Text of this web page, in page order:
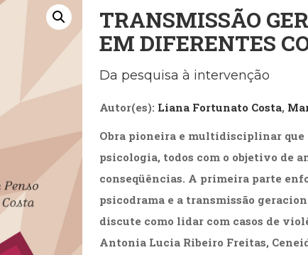
Astrologia (27)
Biografias, Depoimentos, Vivências (104)
Comportamento (418)
Crescimento Interior (222)
Economia, Negócios (31)
Fisioterapia (47)
Literatura, Ficção, Ensaios (69)
Psicodrama (200)
Puericultura (23)
Religião, Espiritualidade, Filosofia (63)
Televisão (22)
Treinamento e RH (65)
TRANSMISSÃO
EM DIFERENTES
Da pesquisa à intervenção
Autor(es): Liana Fortunato Costa,
Obra pioneira e multidisciplinar que
psicologia, todos com o objetivo de
conseqüências. A primeira parte
psicodrama e a transmissão
discute como lidar com casos de
Antonia Lucia Ribeiro Freitas,